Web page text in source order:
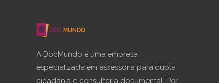
A DocMundo é uma empresa
especializada em assessoria para dupla
cidadania e consultoria documental. Por